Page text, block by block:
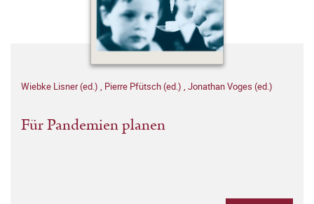
Wiebke Lisner (ed.) , Pierre Pfütsch (ed.) , Jonathan Voges (ed.)
Für Pandemien planen